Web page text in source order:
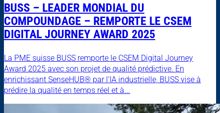
BUSS – LEADER MONDIAL DU
COMPOUNDAGE – REMPORTE LE CSEM
DIGITAL JOURNEY AWARD 2025
La PME suisse BUSS remporte le CSEM Digital Journey
Award 2025 avec son projet de qualité prédictive. En
enrichissant SenseHUB® par l’IA industrielle, BUSS vise à
prédire la qualité en temps réel et à...